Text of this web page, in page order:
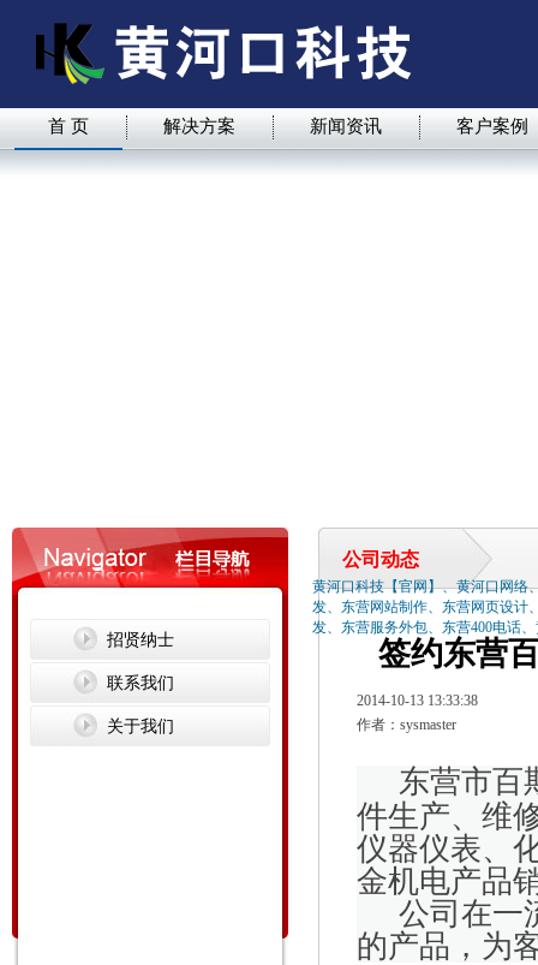
首 页 解决方案 新闻资讯 客户案例
招贤纳士
联系我们
关于我们
公司动态
黄河口科技【官网】、黄河口网络
发、东营网站制作、东营网页设计
发、东营服务外包、东营400电话
签约东营
2014-10-13 13:33:38
作者：sysmaster
东营市百
件生产、维
仪器仪表、
金机电产品
公司在一
的产品，为